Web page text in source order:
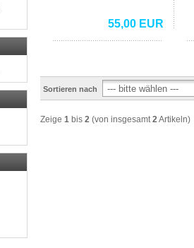
55,00 EUR
Sortieren nach
Zeige 1 bis 2 (von insgesamt2Artikeln)